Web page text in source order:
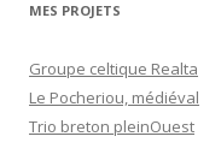
MES PROJETS
Groupe celtique Realta
Le Pocheriou, médiéval
Trio breton pleinOuest